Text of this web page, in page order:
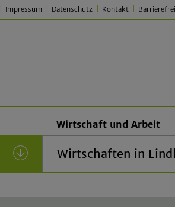
Impressum Datenschutz Kontakt
(current)
Wirtschaft und Arbeit
Wirtschaften in